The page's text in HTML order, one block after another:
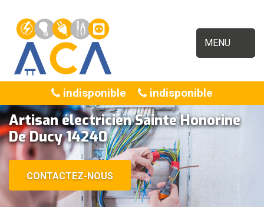
MENU
indisponible indisponible
Artisan électricien Sainte Honorine
De Ducy 14240
CONTACTEZ-NOUS